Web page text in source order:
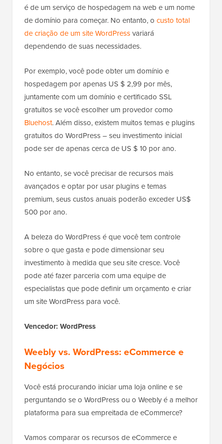
é de um serviço de hospedagem na web e um nome
de domínio para começar. No entanto, o custo total
de criação de um site WordPressvariará
dependendo de suas necessidades.
Por exemplo, você pode obter um domínio e
hospedagem por apenas US $ 2,99 por mês,
juntamente com um domínio e certificado SSL
gratuitos se você escolher um provedor como
Bluehost. Além disso, existem muitos temas e plugins
gratuitos do WordPress – seu investimento inicial
pode ser de apenas cerca de US $ 10 por ano.
No entanto, se você precisar de recursos mais
avançados e optar por usar plugins e temas
premium, seus custos anuais poderão exceder US$
500 por ano.
A beleza do WordPress é que você tem controle
sobre o que gasta e pode dimensionar seu
investimento à medida que seu site cresce. Você
pode até fazer parceria com uma equipe de
especialistas que pode definir um orçamento e criar
um site WordPress para você.
Vencedor: WordPress
Weebly vs. WordPress: eCommerce e
Negócios
Você está procurando iniciar uma loja online e se
perguntando se o WordPress ou o Weebly é a melhor
plataforma para sua empreitada de eCommerce?
Vamos comparar os recursos de eCommerce e